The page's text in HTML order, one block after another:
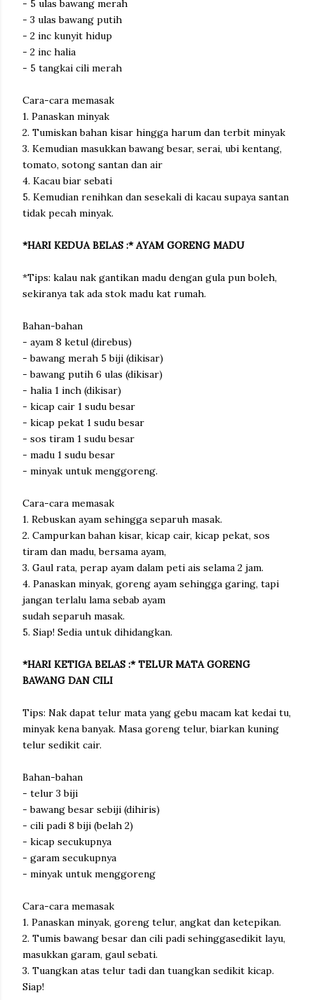
- 5 ulas bawang merah
- 3 ulas bawang putih
- 2 inc kunyit hidup
- 2 inc halia
- 5 tangkai cili merah
Cara-cara memasak
1. Panaskan minyak
2. Tumiskan bahan kisar hingga harum dan terbit minyak
3. Kemudian masukkan bawang besar, serai, ubi kentang,
tomato, sotong santan dan air
4. Kacau biar sebati
5. Kemudian renihkan dan sesekali di kacau supaya santan
tidak pecah minyak.
*HARI KEDUA BELAS :* AYAM GORENG MADU
*Tips: kalau nak gantikan madu dengan gula pun boleh,
sekiranya tak ada stok madu kat rumah.
Bahan-bahan
- ayam 8 ketul (direbus)
- bawang merah 5 biji (dikisar)
- bawang putih 6 ulas (dikisar)
- halia 1 inch (dikisar)
- kicap cair 1 sudu besar
- kicap pekat 1 sudu besar
- sos tiram 1 sudu besar
- madu 1 sudu besar
- minyak untuk menggoreng.
Cara-cara memasak
1. Rebuskan ayam sehingga separuh masak.
2. Campurkan bahan kisar, kicap cair, kicap pekat, sos
tiram dan madu, bersama ayam,
3. Gaul rata, perap ayam dalam peti ais selama 2 jam.
4. Panaskan minyak, goreng ayam sehingga garing, tapi
jangan terlalu lama sebab ayam
sudah separuh masak.
5. Siap! Sedia untuk dihidangkan.
*HARI KETIGA BELAS :* TELUR MATA GORENG
BAWANG DAN CILI
Tips: Nak dapat telur mata yang gebu macam kat kedai tu,
minyak kena banyak. Masa goreng telur, biarkan kuning
telur sedikit cair.
Bahan-bahan
- telur 3 biji
- bawang besar sebiji (dihiris)
- cili padi 8 biji (belah 2)
- kicap secukupnya
- garam secukupnya
- minyak untuk menggoreng
Cara-cara memasak
1. Panaskan minyak, goreng telur, angkat dan ketepikan.
2. Tumis bawang besar dan cili padi sehinggasedikit layu,
masukkan garam, gaul sebati.
3. Tuangkan atas telur tadi dan tuangkan sedikit kicap.
Siap!